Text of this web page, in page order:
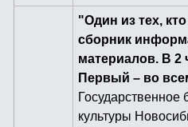
"Один из тех,
сборник
материалов. В 2
Первый – во
культуры